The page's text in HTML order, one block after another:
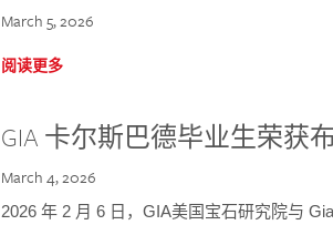
March 5, 2026
阅读更多
GIA 卡尔斯巴德毕业生荣获
March 4, 2026
2026 年 2 月 6 日，GIA美国宝石研究院与